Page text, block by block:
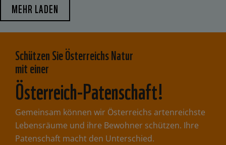
MEHR LADEN
​Schützen Sie Österreichs Natur
mit einer
Österreich-Patenschaft!
Gemeinsam können wir Österreichs artenreichste
Lebensräume und ihre Bewohner schützen. Ihre
Patenschaft macht den Unterschied.